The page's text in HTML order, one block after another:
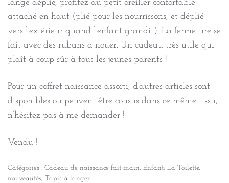
lange déplié, profitez du petit oreiller confortable
attaché en haut (plié pour les nourrissons, et déplié
vers l’extérieur quand l’enfant grandit). La fermeture se
fait avec des rubans à nouer. Un cadeau très utile qui
plaît à coup sûr à tous les jeunes parents !
Pour un coffret-naissance assorti, d’autres articles sont
disponibles ou peuvent être cousus dans ce même tissu,
n’hésitez pas à me demander !
Vendu !
Catégories : Cadeau de naissance fait main, Enfant, La Toilette,
nouveautés, Tapis à langer